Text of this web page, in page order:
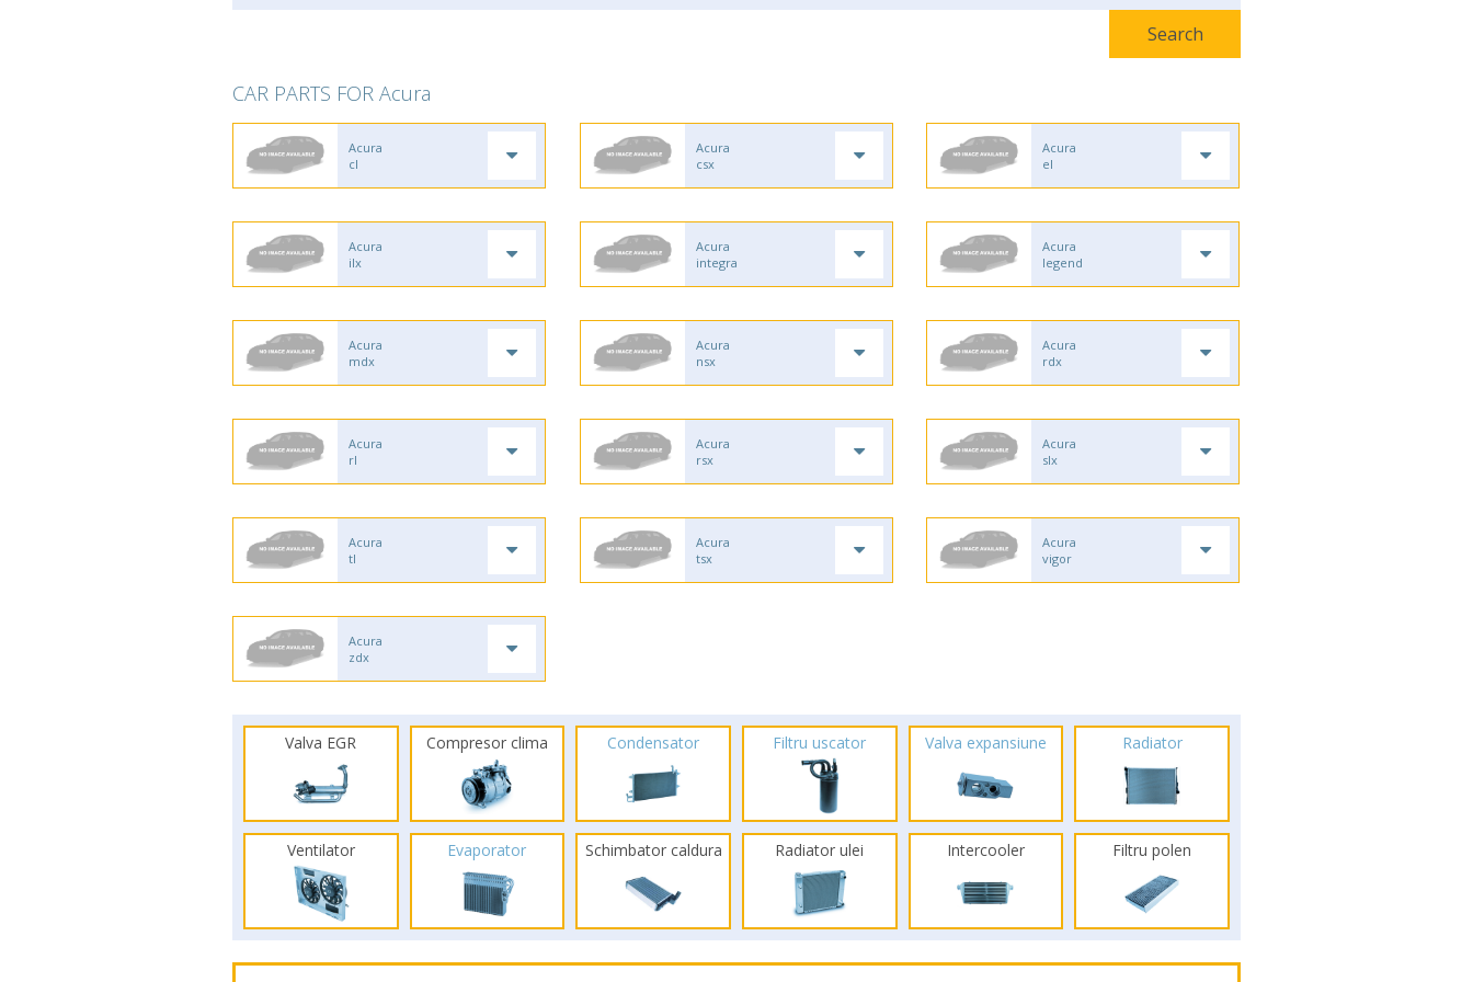
CAR PARTS FOR Acura
Acura
cl
Acura
csx
Acura
el
Acura
ilx
Acura
integra
Acura
legend
Acura
mdx
Acura
nsx
Acura
rdx
Acura
rl
Acura
rsx
Acura
slx
Acura
tl
Acura
tsx
Acura
vigor
Acura
zdx
Valva EGR Compresor clima Condensator Filtru uscator Valva expansiune Radiator
Ventilator Evaporator Schimbator caldura Radiator ulei Intercooler Filtru polen